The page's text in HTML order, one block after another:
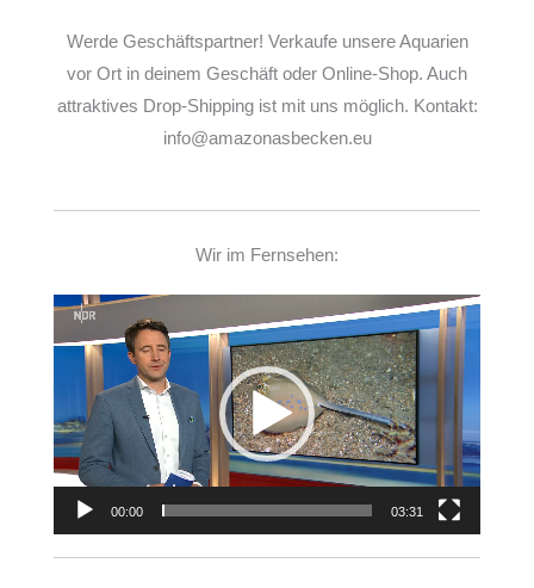
Werde Geschäftspartner! Verkaufe unsere Aquarien
vor Ort in deinem Geschäft oder Online-Shop. Auch
attraktives Drop-Shipping ist mit uns möglich. Kontakt:
info@amazonasbecken.eu
Wir im Fernsehen:
Player
00:00 03:31